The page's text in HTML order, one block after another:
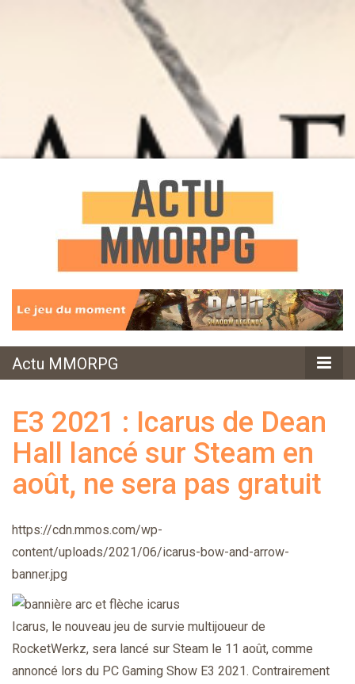
Actu
MMORPG
Actu MMORPG
E3 2021 : Icarus de Dean
Hall lancé sur Steam en
août, ne sera pas gratuit
https://cdn.mmos.com/wp-
content/uploads/2021/06/icarus-bow-and-arrow-
banner.jpg
Icarus, le nouveau jeu de survie multijoueur de
RocketWerkz, sera lancé sur Steam le 11 août, comme
annoncé lors du PC Gaming Show E3 2021. Contrairement